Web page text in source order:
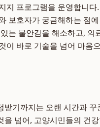
지 프로그램을 운영합니다
보호자가 궁금해하는 점
는 불안감을 해소하고, 의
이 바로 기술을 넘어 마음
기까지는 오랜 시간과 꾸
넘어, 고양시민들의 건